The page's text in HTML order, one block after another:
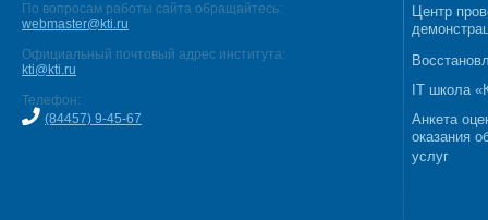
По вопросам работы сайта обращайтесь:
webmaster@kti.ru
Официальный почтовый адрес института:
kti@kti.ru
Телефон:
(84457) 9-45-67
Центр
IT школа
Анкета
оказания
услуг